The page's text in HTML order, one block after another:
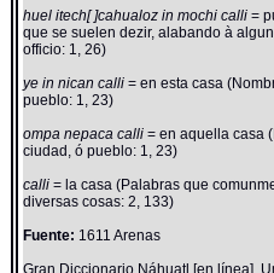
huel itech[ ]cahualoz in mochi calli=
que se suelen dezir, alabando à
officio: 1, 26)
ye in nican calli= en esta casa
pueblo: 1, 23)
ompa nepaca calli= en aquella casa
ciudad, ó pueblo: 1, 23)
calli= la casa (Palabras que
diversas cosas: 2, 133)
Fuente: 1611 Arenas
Gran Diccionario Náhuatl [en línea].